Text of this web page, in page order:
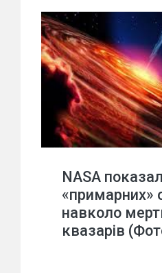
NASA
«примарних»
навколо
квазарів